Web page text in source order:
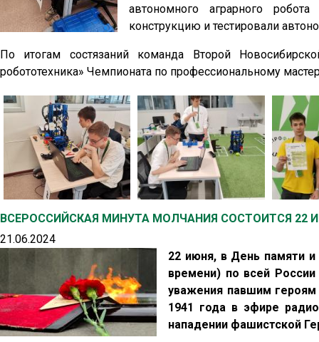
автономного аграрного
конструкцию и тестировали
По итогам состязаний команда Второй
робототехника» Чемпионата по профессиональному
ВСЕРОССИЙСКАЯ МИНУТА МОЛЧАНИЯ СОСТОИТСЯ 22
21.06.2024
22 июня, в День памяти
времени) по всей
уважения павшим
1941 года в эфире
нападении фашистской